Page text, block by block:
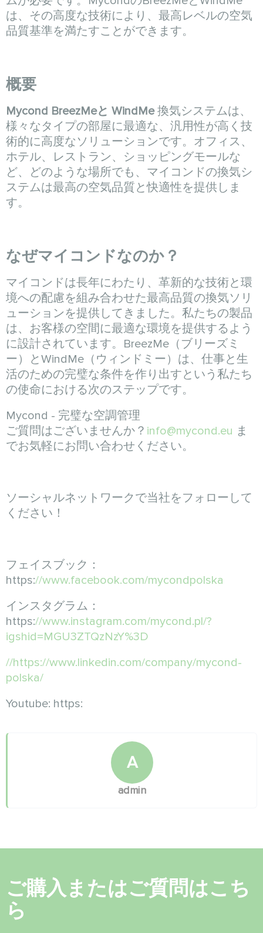
は、その高度な技術により、最高レベルの空気
品質基準を満たすことができます。
概要
Mycond BreezMeと WindMe換気システムは、
様々なタイプの部屋に最適な、汎用性が高く技
術的に高度なソリューションです。オフィス、
ホテル、レストラン、ショッピングモールな
ど、どのような場所でも、マイコンドの換気シ
ステムは最高の空気品質と快適性を提供しま
す。
なぜマイコンドなのか？
マイコンドは長年にわたり、革新的な技術と環
境への配慮を組み合わせた最高品質の換気ソリ
ューションを提供してきました。私たちの製品
は、お客様の空間に最適な環境を提供するよう
に設計されています。BreezMe（ブリーズミ
ー）とWindMe（ウィンドミー）は、仕事と生
活のための完璧な条件を作り出すという私たち
の使命における次のステップです。
Mycond - 完璧な空調管理
ご質問はございませんか？ info@mycond.eu ま
でお気軽にお問い合わせください。
ソーシャルネットワークで当社をフォローして
ください！
フェイスブック：
https://www.facebook.com/mycondpolska
インスタグラム：
https://www.instagram.com/mycond.pl/?
igshid=MGU3ZTQzNzY%3D
//https://www.linkedin.com/company/mycond-
polska/
Youtube: https:
A
admin
ご購入またはご質問はこち
ら